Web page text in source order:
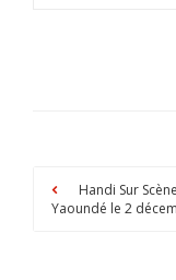
Handi Sur
Yaoundé le 2